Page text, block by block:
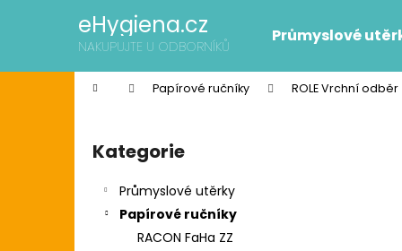
eHygiena.cz
NAKUPUJTE U ODBORNÍKŮ
Průmyslové
Domů Papírové ručníky ROLE Vrchní odběr
Přeskočit
kategorie
Kategorie
Průmyslové utěrky
Papírové ručníky
RACON FaHa ZZ
í
Zpět
do
Zpět
do